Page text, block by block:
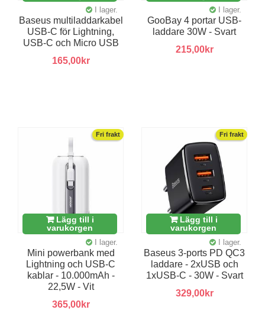
I lager.
Baseus multiladdarkabel
USB-C för Lightning,
USB-C och Micro USB
165,00kr
I lager.
GooBay 4 portar USB-
laddare 30W - Svart
215,00kr
Fri frakt
Lägg till i
varukorgen
I lager.
Mini powerbank med
Lightning och USB-C
kablar - 10.000mAh -
22,5W - Vit
365,00kr
Fri frakt
Lägg till i
varukorgen
I lager.
Baseus 3-ports PD QC3
laddare - 2xUSB och
1xUSB-C - 30W - Svart
329,00kr